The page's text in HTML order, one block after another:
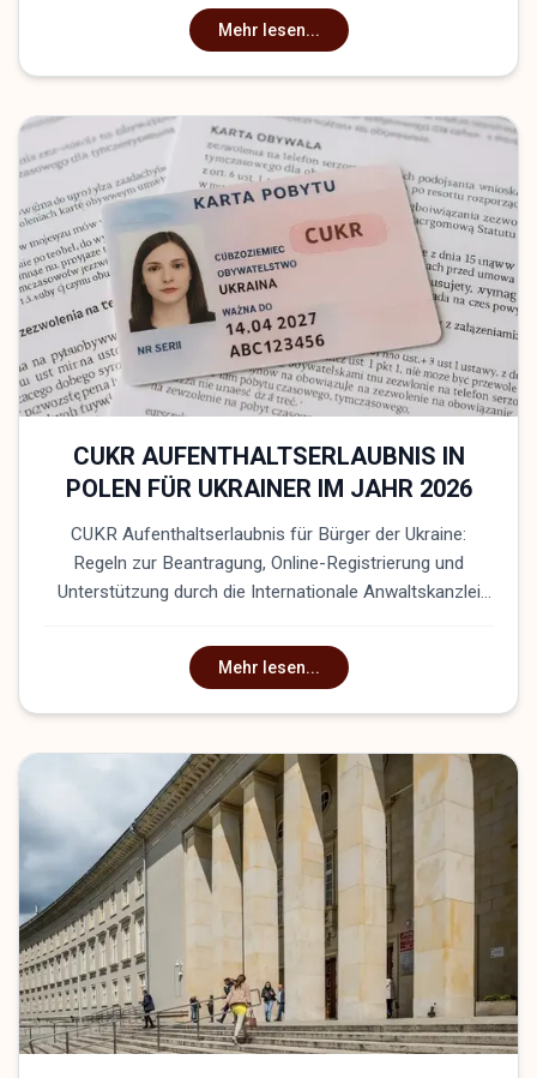
Zahist
Mehr lesen...
CUKR AUFENTHALTSERLAUBNIS IN
POLEN FÜR UKRAINER IM JAHR 2026
CUKR Aufenthaltserlaubnis für Bürger der Ukraine:
Regeln zur Beantragung, Online-Registrierung und
Unterstützung durch die Internationale Anwaltskanzlei
Mehr lesen...